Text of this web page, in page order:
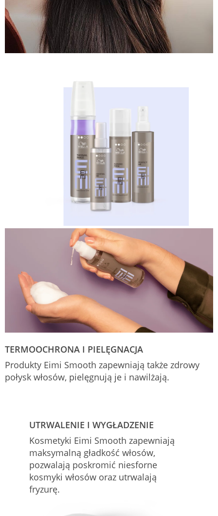
TERMOOCHRONA I PIELĘGNACJA
Produkty Eimi Smooth zapewniają także zdrowy
połysk włosów, pielęgnują je i nawilżają.
UTRWALENIE I WYGŁADZENIE
Kosmetyki Eimi Smooth zapewniają
maksymalną gładkość włosów,
pozwalają poskromić niesforne
kosmyki włosów oraz utrwalają
fryzurę.